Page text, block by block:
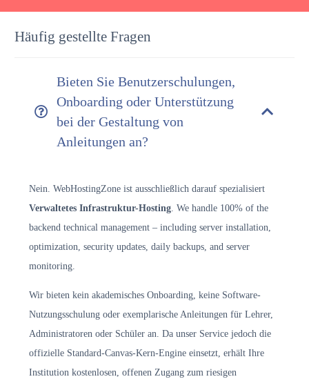
Häufig gestellte Fragen
Bieten Sie Benutzerschulungen,
Onboarding oder Unterstützung
bei der Gestaltung von
Anleitungen an?
Nein. WebHostingZone ist ausschließlich darauf spezialisiert
Verwaltetes Infrastruktur-Hosting. We handle 100% of the
backend technical management – including server installation,
optimization, security updates, daily backups, and server
monitoring.
Wir bieten kein akademisches Onboarding, keine Software-
Nutzungsschulung oder exemplarische Anleitungen für Lehrer,
Administratoren oder Schüler an. Da unser Service jedoch die
offizielle Standard-Canvas-Kern-Engine einsetzt, erhält Ihre
Institution kostenlosen, offenen Zugang zum riesigen